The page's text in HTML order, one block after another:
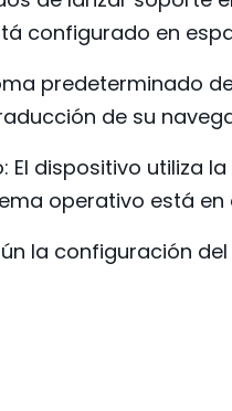
configurado en
predeterminado
de su
El dispositivo utiliza
operativo está
la configuración